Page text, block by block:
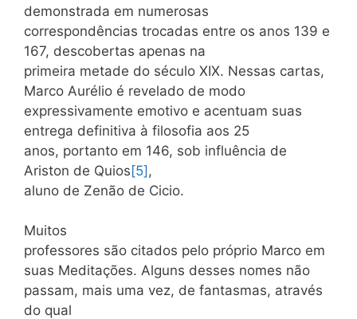
demonstrada em numerosas
correspondências trocadas entre os anos 139 e
167, descobertas apenas na
primeira metade do século XIX. Nessas cartas,
Marco Aurélio é revelado de modo
expressivamente emotivo e acentuam suas
entrega definitiva à filosofia aos 25
anos, portanto em 146, sob influência de
Ariston de Quios[5],
aluno de Zenão de Cicio.
Muitos
professores são citados pelo próprio Marco em
suas Meditações. Alguns desses nomes não
passam, mais uma vez, de fantasmas, através
do qual